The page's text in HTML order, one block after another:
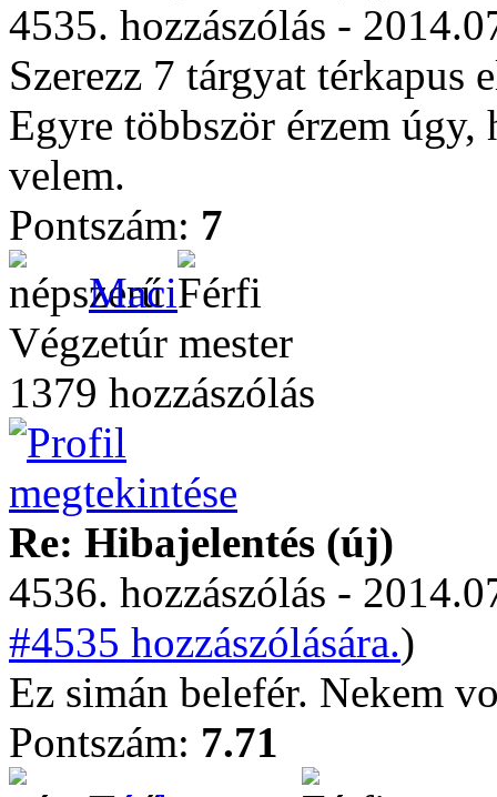
4535. hozzászólás -
Szerezz 7 tárgyat
Egyre többször érzem
velem.
Pontszám: 7
Maci
Végzetúr mester
1379 hozzászólás
Re: Hibajelentés (új)
4536. hozzászólás -
#4535 hozzászólására.)
Ez simán belefér. Nekem
Pontszám: 7.71